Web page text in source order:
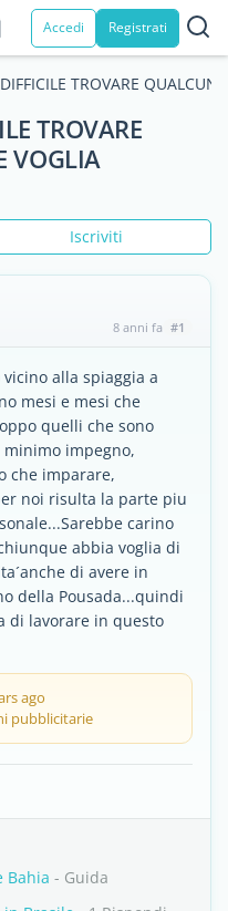
Accedi Registrati
TROVARE
TROVARE
VOGLIA
Iscriviti
8 anni fa #1
alla spiaggia a
mesi e mesi che
quelli che sono
impegno,
che imparare,
noi risulta la parte piu
carino
abbia voglia di
di avere in
della Pousada...quindi
di lavorare in questo
ago
pubblicitarie
Bahia - Guida